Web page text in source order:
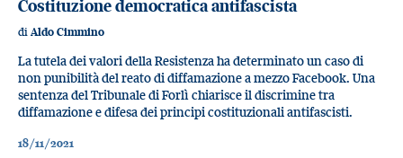
Costituzione democratica antifascista
di Aldo Cimmino
La tutela dei valori della Resistenza ha determinato un caso di
non punibilità del reato di diffamazione a mezzo Facebook. Una
sentenza del Tribunale di Forlì chiarisce il discrimine tra
diffamazione e difesa dei principi costituzionali antifascisti.
18/11/2021